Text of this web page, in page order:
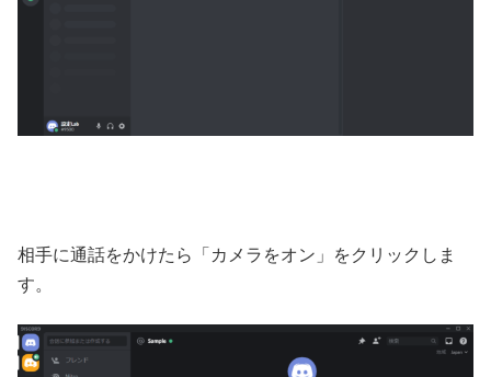
相手に通話をかけたら「カメラをオン」をクリックしま
す。